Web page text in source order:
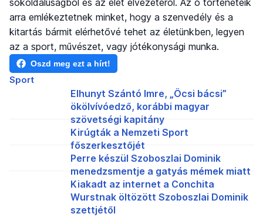
sokoldalúságból és az élet élvezetéről. Az ő történeteik
arra emlékeztetnek minket, hogy a szenvedély és a
kitartás bármit elérhetővé tehet az életünkben, legyen
az a sport, művészet, vagy jótékonysági munka.
Oszd meg ezt a hírt!
Sport
Elhunyt Szántó Imre, „Öcsi bácsi”
ökölvívóedző, korábbi magyar
szövetségi kapitány
Kirúgták a Nemzeti Sport
főszerkesztőjét
Perre készül Szoboszlai Dominik
menedzsmentje a gatyás mémek miatt
Kiakadt az internet a Conchita
Wurstnak öltözött Szoboszlai Dominik
szettjétől